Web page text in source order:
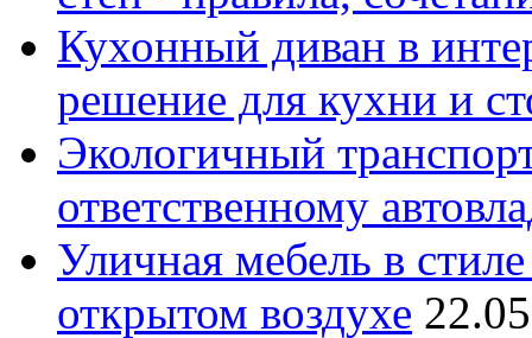
Кухонный диван в
решение для кухни и
Экологичный
ответственному
Уличная мебель в
открытом воздухе